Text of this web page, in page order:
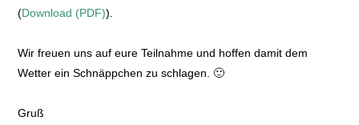
(Download (PDF)).
Wir freuen uns auf eure Teilnahme und hoffen damit dem
Wetter ein Schnäppchen zu schlagen. 🙂
Gruß